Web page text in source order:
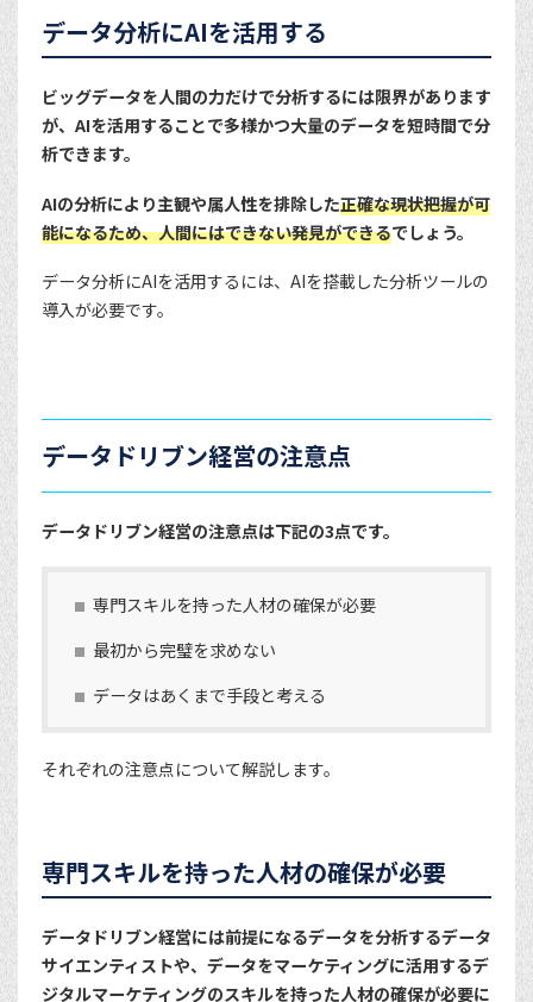
データ分析にAIを活用する
ビッグデータを人間の力だけで分析するには限界があります
が、AIを活用することで多様かつ大量のデータを短時間で分
析できます。
AIの分析により主観や属人性を排除した正確な現状把握が可
能になるため、人間にはできない発見ができるでしょう。
データ分析にAIを活用するには、AIを搭載した分析ツールの
導入が必要です。
データドリブン経営の注意点
データドリブン経営の注意点は下記の3点です。
専門スキルを持った人材の確保が必要
最初から完璧を求めない
データはあくまで手段と考える
それぞれの注意点について解説します。
専門スキルを持った人材の確保が必要
データドリブン経営には前提になるデータを分析するデータ
サイエンティストや、データをマーケティングに活用するデ
ジタルマーケティングのスキルを持った人材の確保が必要に